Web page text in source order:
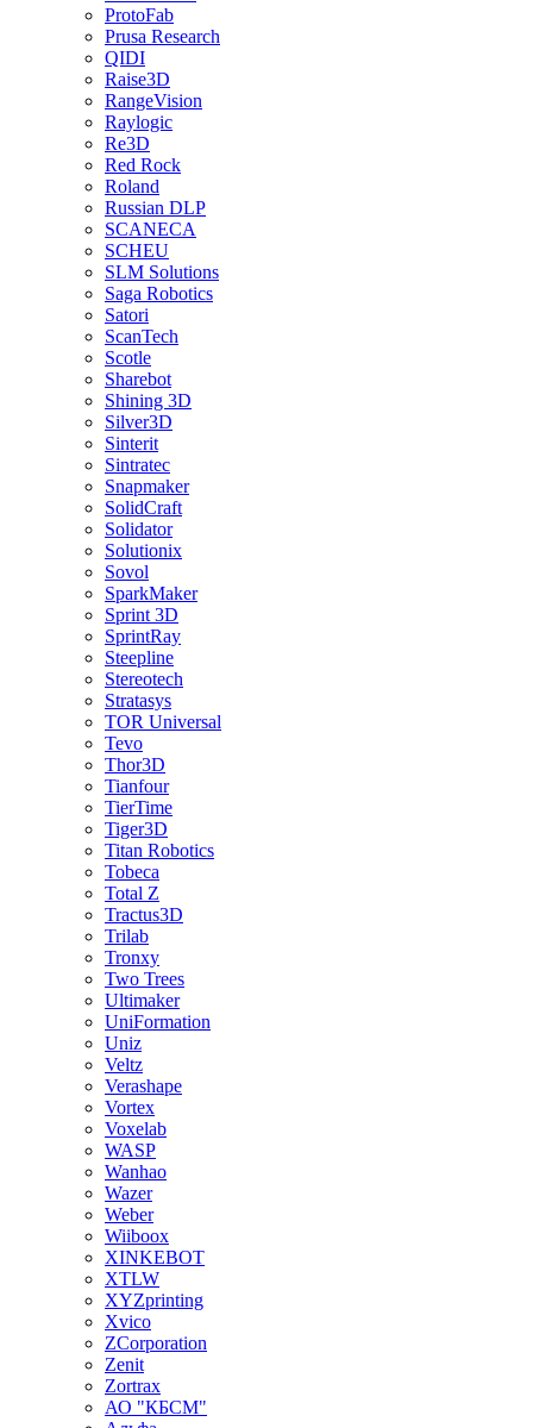
ProtoFab
Prusa Research
QIDI
Raise3D
RangeVision
Raylogic
Re3D
Red Rock
Roland
Russian DLP
SCANECA
SCHEU
SLM Solutions
Saga Robotics
Satori
ScanTech
Scotle
Sharebot
Shining 3D
Silver3D
Sinterit
Sintratec
Snapmaker
SolidCraft
Solidator
Solutionix
Sovol
SparkMaker
Sprint 3D
SprintRay
Steepline
Stereotech
Stratasys
TOR Universal
Tevo
Thor3D
Tianfour
TierTime
Tiger3D
Titan Robotics
Tobeca
Total Z
Tractus3D
Trilab
Tronxy
Two Trees
Ultimaker
UniFormation
Uniz
Veltz
Verashape
Vortex
Voxelab
WASP
Wanhao
Wazer
Weber
Wiiboox
XINKEBOT
XTLW
XYZprinting
Xvico
ZCorporation
Zenit
Zortrax
АО "КБСМ"